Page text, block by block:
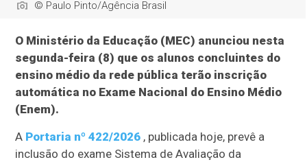
© Paulo Pinto/Agência Brasil
O Ministério da Educação (MEC) anunciou nesta
segunda-feira (8) que os alunos concluintes do
ensino médio da rede pública terão inscrição
automática no Exame Nacional do Ensino Médio
(Enem).
A Portaria nº 422/2026 , publicada hoje, prevê a
inclusão do exame Sistema de Avaliação da